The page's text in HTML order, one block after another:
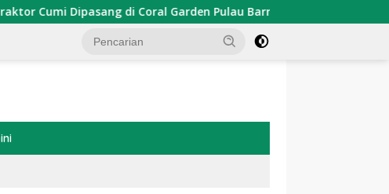
Dipasang di Coral Garden Pulau Barrang Caddi